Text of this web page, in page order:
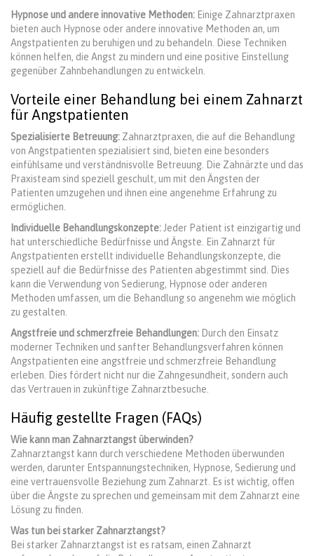
Hypnose und andere innovative Methoden: Einige Zahnarztpraxen
bieten auch Hypnose oder andere innovative Methoden an, um
Angstpatienten zu beruhigen und zu behandeln. Diese Techniken
können helfen, die Angst zu mindern und eine positive Einstellung
gegenüber Zahnbehandlungen zu entwickeln.
Vorteile einer Behandlung bei einem Zahnarzt
für Angstpatienten
Spezialisierte Betreuung: Zahnarztpraxen, die auf die Behandlung
von Angstpatienten spezialisiert sind, bieten eine besonders
einfühlsame und verständnisvolle Betreuung. Die Zahnärzte und das
Praxisteam sind speziell geschult, um mit den Ängsten der
Patienten umzugehen und ihnen eine angenehme Erfahrung zu
ermöglichen.
Individuelle Behandlungskonzepte: Jeder Patient ist einzigartig und
hat unterschiedliche Bedürfnisse und Ängste. Ein Zahnarzt für
Angstpatienten erstellt individuelle Behandlungskonzepte, die
speziell auf die Bedürfnisse des Patienten abgestimmt sind. Dies
kann die Verwendung von Sedierung, Hypnose oder anderen
Methoden umfassen, um die Behandlung so angenehm wie möglich
zu gestalten.
Angstfreie und schmerzfreie Behandlungen: Durch den Einsatz
moderner Techniken und sanfter Behandlungsverfahren können
Angstpatienten eine angstfreie und schmerzfreie Behandlung
erleben. Dies fördert nicht nur die Zahngesundheit, sondern auch
das Vertrauen in zukünftige Zahnarztbesuche.
Häufig gestellte Fragen (FAQs)
Wie kann man Zahnarztangst überwinden?
Zahnarztangst kann durch verschiedene Methoden überwunden
werden, darunter Entspannungstechniken, Hypnose, Sedierung und
eine vertrauensvolle Beziehung zum Zahnarzt. Es ist wichtig, offen
über die Ängste zu sprechen und gemeinsam mit dem Zahnarzt eine
Lösung zu finden.
Was tun bei starker Zahnarztangst?
Bei starker Zahnarztangst ist es ratsam, einen Zahnarzt